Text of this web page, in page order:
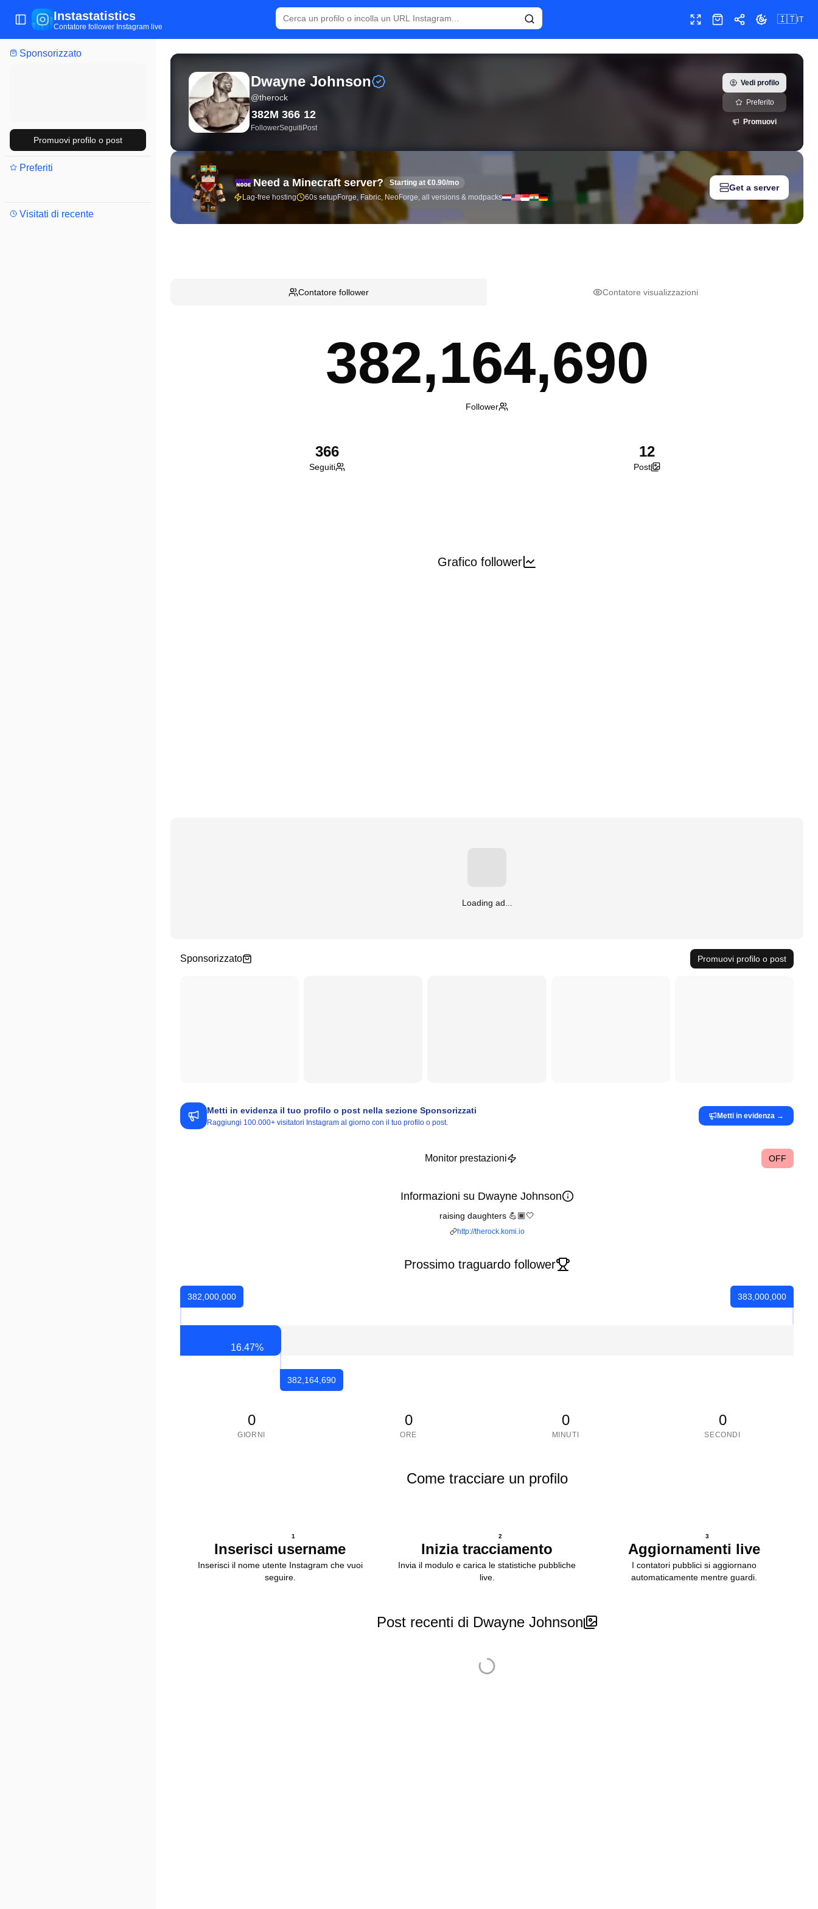
Sponsorizzato
Promuovi profilo o post
Preferiti
Visitati di recente
Apri/chiudi menu
Instastatistics
Contatore follower Instagram live Schermo intero
ShopCondividiCambia tema
🇮🇹 IT
Statistiche Instagram live e analisi follower per Dwayne Johnson (@therock).
Dwayne Johnson
@therock
382M
Follower
366
Seguiti
12
Post
Vedi profilo
Preferito
Promuovi
Need a Minecraft server?
Starting at €0.90/mo
Lag-free hosting
60s setupForge, Fabric, NeoForge, all versions & modpacks
Get a server
Contatore follower Contatore visualizzazioni
382,164,690
Follower
366
Seguiti
12
Post
Grafico follower
Loading ad...
Sponsorizzato Promuovi profilo o post
Metti in evidenza il tuo profilo o post nella sezione Sponsorizzati
Raggiungi 100.000+ visitatori Instagram al giorno con il tuo profilo o post.
Metti in evidenza →
Monitor prestazioni OFF
Informazioni su Dwayne Johnson
raising daughters 💪🏾🤍
http://therock.komi.io
Prossimo traguardo follower
382,000,000
16.47%
382,164,690
383,000,000
0
GIORNI
0
ORE
0
MINUTI
0
SECONDI
Come tracciare un profilo
1
Inserisci username
Inserisci il nome utente Instagram che vuoi
seguire.
2
Inizia tracciamento
Invia il modulo e carica le statistiche pubbliche
live.
3
Aggiornamenti live
I contatori pubblici si aggiornano
automaticamente mentre guardi.
Post recenti di Dwayne Johnson